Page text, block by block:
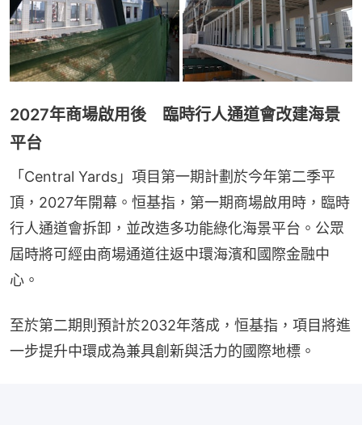
2027年商場啟用後 臨時行人通道會改建海景
平台
「Central Yards」項目第一期計劃於今年第二季平
頂，2027年開幕。恒基指，第一期商場啟用時，臨時
行人通道會拆卸，並改造多功能綠化海景平台。公眾
屆時將可經由商場通道往返中環海濱和國際金融中
心。
至於第二期則預計於2032年落成，恒基指，項目將進
一步提升中環成為兼具創新與活力的國際地標。